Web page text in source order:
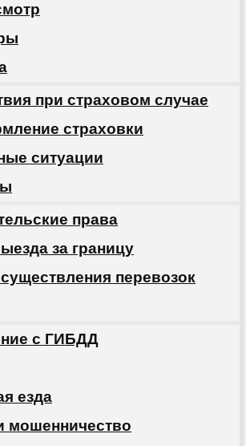
при страховом случае
страховки
ситуации
права
за границу
перевозок
с ГИБДД
езда
мошенничество